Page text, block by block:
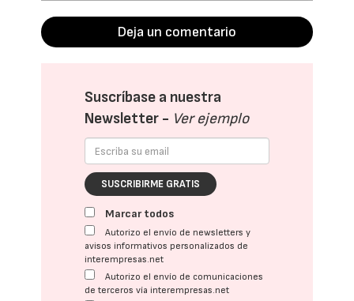
Deja un comentario
Suscríbase a nuestra
Newsletter - Ver ejemplo
SUSCRIBIRME GRATIS
Marcar todos
Autorizo el envío de newsletters y
avisos informativos personalizados de
interempresas.net
Autorizo el envío de comunicaciones
de terceros vía interempresas.net